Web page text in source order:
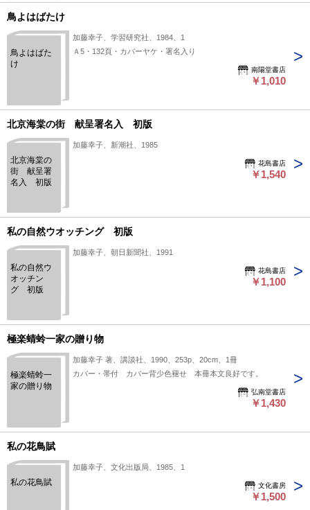
鳥よはばたけ
鳥よはばた
け
加藤幸子、学習研究社、1984、1
Ａ5・132頁・カバーヤケ・署名入り
南陽堂書店
￥1,010
北京海棠の街 献呈署名入 初版
北京海棠の
街 献呈署
名入 初版
加藤幸子、新潮社、1985
花島書店
￥1,540
私の自然ウオッチング 初版
私の自然ウ
オッチン
グ 初版
加藤幸子、朝日新聞社、1991
花島書店
￥1,100
極楽蜻蛉一家の贈り物
極楽蜻蛉一
家の贈り物
加藤幸子 著、講談社、1990、253p、20cm、1冊
カバー・帯付 カバー背少色褪せ 本冊本文良好です。
弘南堂書店
￥1,430
私の花鳥賦
私の花鳥賦
加藤幸子、文化出版局、1985、1
文化書房
￥1,500